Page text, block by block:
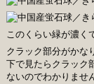
このくらい緑が濃く
クラック部分がかな
下で見たらクラック
ないのでわかりませ